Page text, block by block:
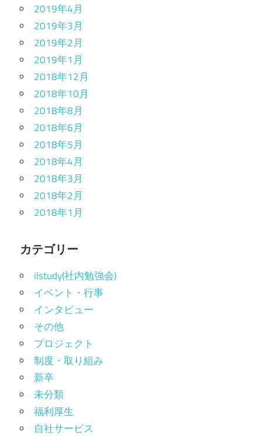
2019年4月
2019年3月
2019年2月
2019年1月
2018年12月
2018年10月
2018年8月
2018年6月
2018年5月
2018年4月
2018年3月
2018年2月
2018年1月
カテゴリー
ilstudy(社内勉強会)
イベント・行事
インタビュー
その他
プロジェクト
制度・取り組み
新卒
未分類
福利厚生
自社サービス